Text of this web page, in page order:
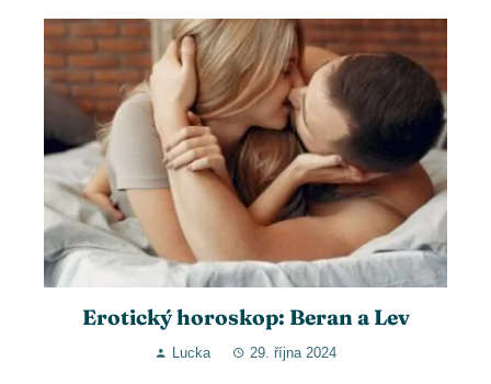
Erotický horoskop: Beran a Lev
Lucka 29. října 2024